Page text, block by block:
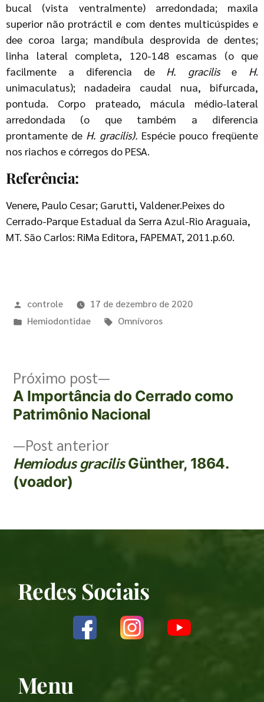
bucal (vista ventralmente) arredondada; maxila
superior não protráctil e com dentes multicúspides e
dee coroa larga; mandíbula desprovida de dentes;
linha lateral completa, 120-148 escamas (o que
facilmente a diferencia de H. gracilise H.
unimaculatus); nadadeira caudal nua, bifurcada,
pontuda. Corpo prateado, mácula médio-lateral
arredondada (o que também a diferencia
prontamente de H. gracilis). Espécie pouco freqüente
nos riachos e córregos do PESA.
Referência:
Venere, Paulo Cesar; Garutti, Valdener.Peixes do
Cerrado-Parque Estadual da Serra Azul-Rio Araguaia,
MT. São Carlos: RiMa Editora, FAPEMAT, 2011.p.60.
controle
17 de dezembro de 2020
Hemiodontidae
Omnívoros
Post anterior
Hemiodus gracilisGünther, 1864.
(voador)
Próximo post
A Importância do Cerrado como
Patrimônio Nacional
Redes Sociais
Menu